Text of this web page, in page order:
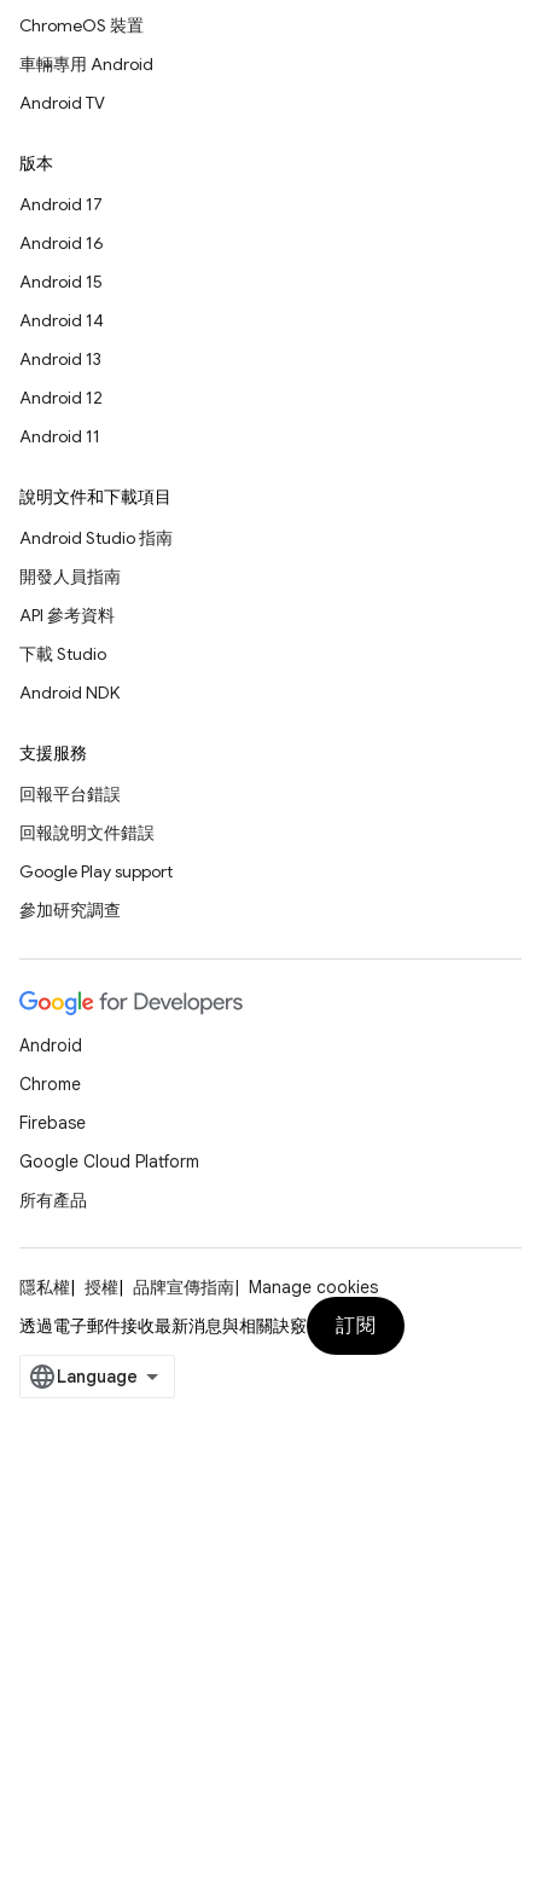
ChromeOS 裝置
車輛專用 Android
Android TV
版本
Android 17
Android 16
Android 15
Android 14
Android 13
Android 12
Android 11
說明文件和下載項目
Android Studio 指南
開發人員指南
API 參考資料
下載 Studio
Android NDK
支援服務
回報平台錯誤
回報說明文件錯誤
Google Play support
參加研究調查
Android
Chrome
Firebase
Google Cloud Platform
所有產品
隱私權 授權 品牌宣傳指南
Manage cookies
透過電子郵件接收最新消息與相關訣竅
訂閱